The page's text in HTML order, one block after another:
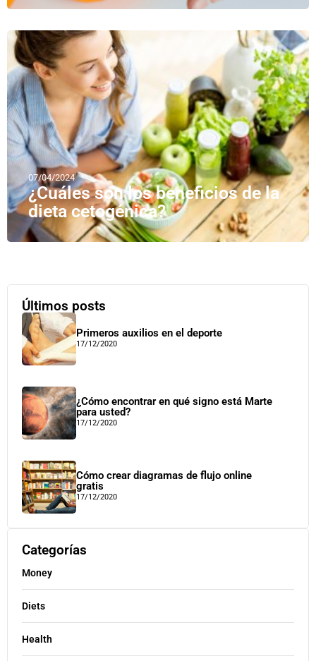
07/04/2024
¿Cuáles son los beneficios de la
dieta cetogénica?
Últimos posts
Primeros auxilios en el deporte
17/12/2020
¿Cómo encontrar en qué signo está Marte
para usted?
17/12/2020
Cómo crear diagramas de flujo online
gratis
17/12/2020
Categorías
Money
Diets
Health